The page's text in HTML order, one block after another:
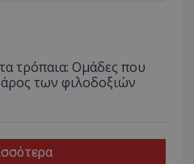
τρόπαια: Ομάδες που
των φιλοδοξιών